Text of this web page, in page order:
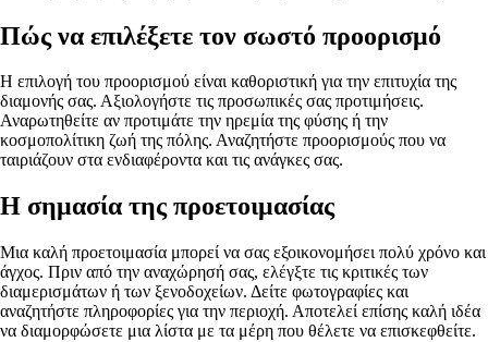
Πώς να επιλέξετε τον σωστό προορισμό
Η επιλογή του προορισμού είναι καθοριστική για την επιτυχία της
διαμονής σας. Αξιολογήστε τις προσωπικές σας προτιμήσεις.
Αναρωτηθείτε αν προτιμάτε την ηρεμία της φύσης ή την
κοσμοπολίτικη ζωή της πόλης. Αναζητήστε προορισμούς που να
ταιριάζουν στα ενδιαφέροντα και τις ανάγκες σας.
Η σημασία της προετοιμασίας
Μια καλή προετοιμασία μπορεί να σας εξοικονομήσει πολύ χρόνο και
άγχος. Πριν από την αναχώρησή σας, ελέγξτε τις κριτικές των
διαμερισμάτων ή των ξενοδοχείων. Δείτε φωτογραφίες και
αναζητήστε πληροφορίες για την περιοχή. Αποτελεί επίσης καλή ιδέα
να διαμορφώσετε μια λίστα με τα μέρη που θέλετε να επισκεφθείτε.